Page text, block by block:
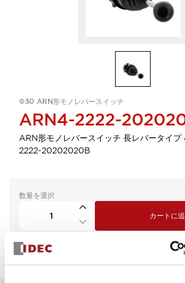
Φ30 ARN形モノレバースイッチ
ARN4-2222-
ARN形モノレバースイッチ 長レバータイ
2222-20202020B
数量を選択
カートに